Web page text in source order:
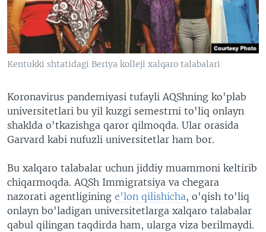
VIDEO
XABARLAR SURATLARDA
ODNOKLASSNIKI
TELEGRAM
TWITTER
Kentukki shtatidagi Beriya kolleji xalqaro talabalari
Koronavirus pandemiyasi tufayli AQShning ko'plab
universitetlari bu yil kuzgi semestrni to'liq onlayn
shaklda o'tkazishga qaror qilmoqda. Ular orasida
Garvard kabi nufuzli universitetlar ham bor.
Bu xalqaro talabalar uchun jiddiy muammoni keltirib
chiqarmoqda. AQSh Immigratsiya va chegara
nazorati agentligining e'lon qilishicha, o'qish to'liq
onlayn bo'ladigan universitetlarga xalqaro talabalar
qabul qilingan taqdirda ham, ularga viza berilmaydi.